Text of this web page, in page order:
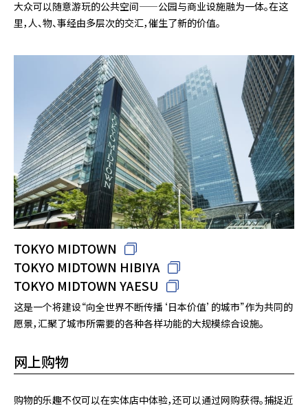
大众可以随意游玩的公共空间——公园与商业设施融为一体。在这
里，人、物、事经由多层次的交汇，催生了新的价值。
TOKYO MIDTOWN
TOKYO MIDTOWN HIBIYA
TOKYO MIDTOWN YAESU
这是一个将建设“向全世界不断传播‘日本价值’的城市”作为共同的
愿景，汇聚了城市所需要的各种各样功能的大规模综合设施。
网上购物
购物的乐趣不仅可以在实体店中体验，还可以通过网购获得。捕捉近